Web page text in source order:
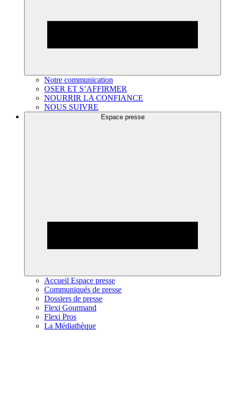
Notre communication
OSER ET S’AFFIRMER
NOURRIR LA CONFIANCE
NOUS SUIVRE
Espace presse
Accueil Espace presse
Communiqués de presse
Dossiers de presse
Flexi Gourmand
Flexi Pros
La Médiathèque